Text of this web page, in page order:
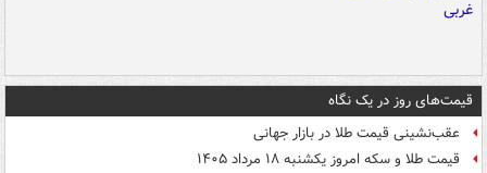
قیمت‌های روز در یک نگاه
عقب‌نشینی قیمت طلا در بازار جهانی
قیمت طلا و سکه امروز یکشنبه ۱۸ مرداد ۱۴۰۵